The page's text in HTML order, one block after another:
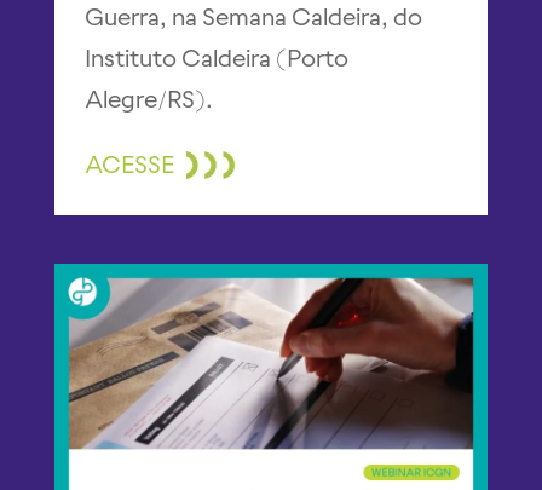
Guerra, na Semana Caldeira, do
Instituto Caldeira (Porto
Alegre/RS).
ACESSE